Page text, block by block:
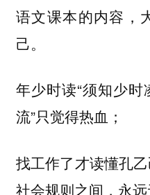
语文课本的内容，
己。
年少时读“须知少
流”只觉得热血；
找工作了才读懂孔
社会规则之间，永